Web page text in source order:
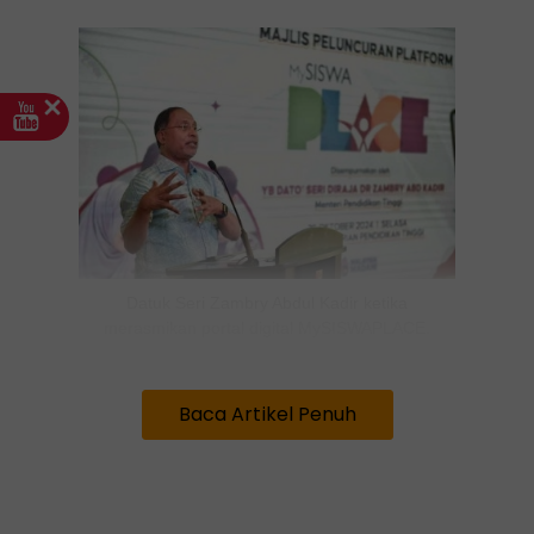
“Saya berharap dengan adanya
MySISWAPLACE ini membantu pelajar-
Baca Artikel Penuh